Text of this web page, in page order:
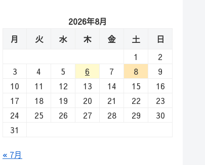
2026年8月
月
火 水 木 金 土
日
1
2
3
4 5 6 7 8
9
10
11 12 13 14 15
16
17
18 19 20 21 22
23
24
25 26 27 28 29
30
31
« 7月